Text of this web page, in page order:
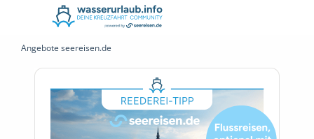
Angebote seereisen.de